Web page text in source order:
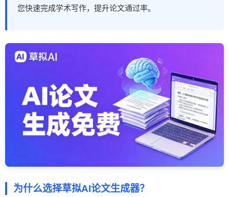
您快速完成学术写作，提升论文通过率。
为什么选择草拟AI论文生成器？